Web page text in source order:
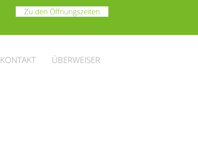
Zu den Öffnungszeiten
KONTAKT ÜBERWEISER